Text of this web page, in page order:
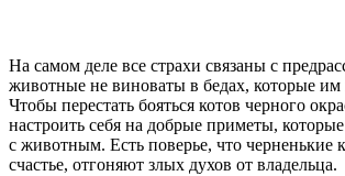
На самом деле все страхи связаны с
животные не виноваты в бедах, которые
Чтобы перестать бояться котов черного
настроить себя на добрые приметы,
с животным. Есть поверье, что черненькие
счастье, отгоняют злых духов от владельца.